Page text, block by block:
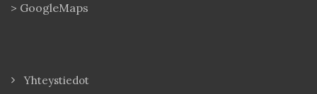
> GoogleMaps
Yhteystiedot